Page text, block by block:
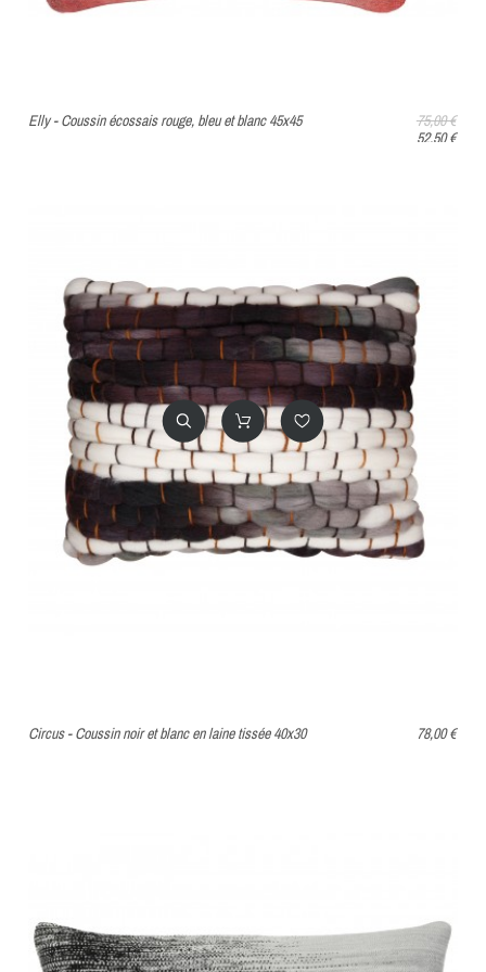
Elly - Coussin écossais rouge, bleu et blanc 45x45
75,00 €
52,50 €
Circus - Coussin noir et blanc en laine tissée 40x30 78,00 €